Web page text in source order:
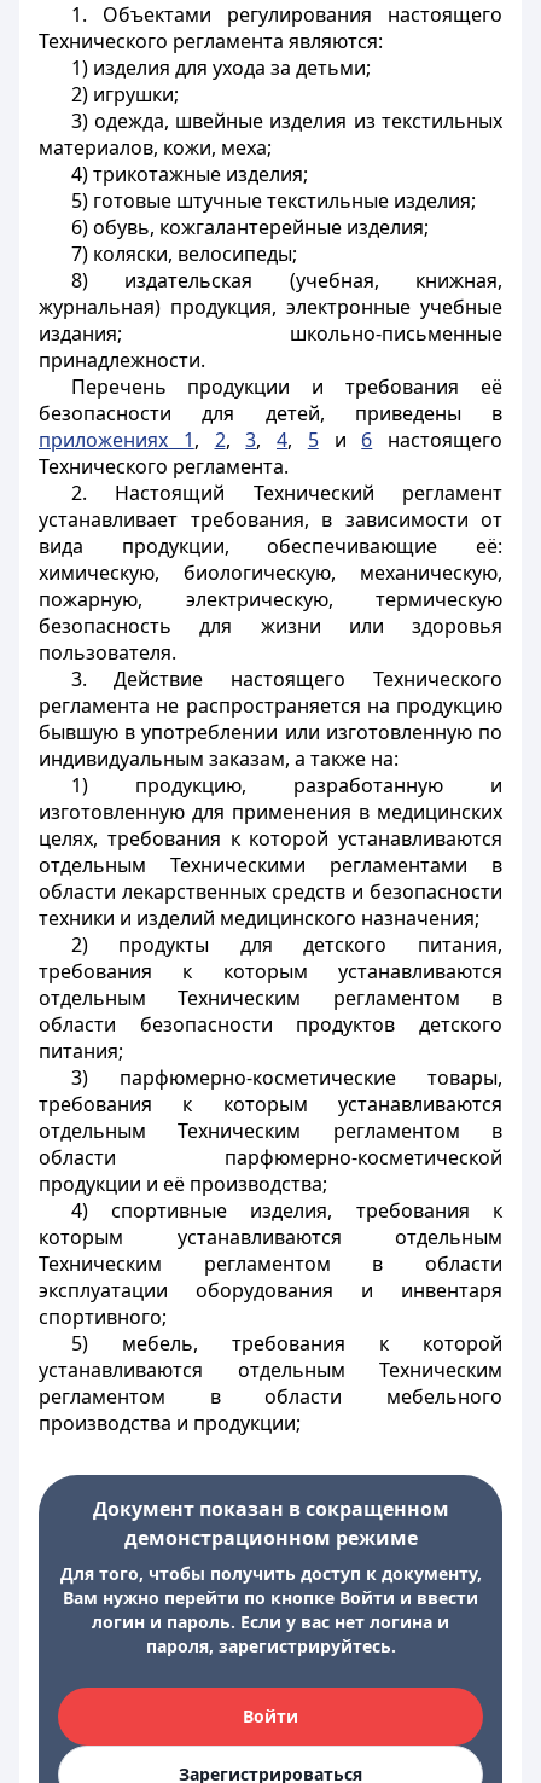
1. Объектами регулирования настоящего
Технического регламента являются:
1) изделия для ухода за детьми;
2) игрушки;
3) одежда, швейные изделия из текстильных
материалов, кожи, меха;
4) трикотажные изделия;
5) готовые штучные текстильные изделия;
6) обувь, кожгалантерейные изделия;
7) коляски, велосипеды;
8) издательская (учебная, книжная,
журнальная) продукция, электронные учебные
издания; школьно-письменные
принадлежности.
Перечень продукции и требования её
безопасности для детей, приведены в
приложениях 1, 2,3, 4, 5и 6 настоящего
Технического регламента.
2. Настоящий Технический регламент
устанавливает требования, в зависимости от
вида продукции, обеспечивающие её:
химическую, биологическую, механическую,
пожарную, электрическую, термическую
безопасность для жизни или здоровья
пользователя.
3. Действие настоящего Технического
регламента не распространяется на продукцию
бывшую в употреблении или изготовленную по
индивидуальным заказам, а также на:
1) продукцию, разработанную и
изготовленную для применения в медицинских
целях, требования к которой устанавливаются
отдельным Техническими регламентами в
области лекарственных средств и безопасности
техники и изделий медицинского назначения;
2) продукты для детского питания,
требования к которым устанавливаются
отдельным Техническим регламентом в
области безопасности продуктов детского
питания;
3) парфюмерно-косметические товары,
требования к которым устанавливаются
отдельным Техническим регламентом в
области парфюмерно-косметической
продукции и её производства;
4) спортивные изделия, требования к
которым устанавливаются отдельным
Техническим регламентом в области
эксплуатации оборудования и инвентаря
спортивного;
5) мебель, требования к которой
устанавливаются отдельным Техническим
регламентом в области мебельного
производства и продукции;
Документ показан в сокращенном
демонстрационном режиме
Для того, чтобы получить доступ к документу,
Вам нужно перейти по кнопке Войти и ввести
логин и пароль. Если у вас нет логина и
пароля, зарегистрируйтесь.
Войти
Зарегистрироваться